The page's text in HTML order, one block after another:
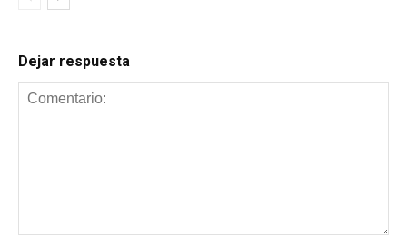
Dejar respuesta